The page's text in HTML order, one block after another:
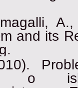
and its
o